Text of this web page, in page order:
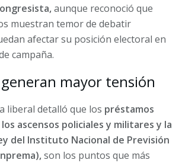
aunque reconoció que
muestran temor de debatir
afectar su posición electoral en
campaña.
mayor tensión
liberal detalló que los préstamos
ascensos policiales y militares y la
del Instituto Nacional de Previsión
son los puntos que más